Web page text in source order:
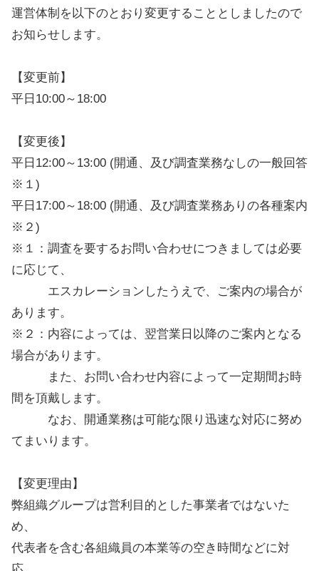
運営体制を以下のとおり変更することとしましたので
お知らせします。
【変更前】
平日10:00～18:00
【変更後】
平日12:00～13:00 (開通、及び調査業務なしの一般回答
※１)
平日17:00～18:00 (開通、及び調査業務ありの各種案内
※２)
※１：調査を要するお問い合わせにつきましては必要
に応じて、
エスカレーションしたうえで、ご案内の場合が
あります。
※２：内容によっては、翌営業日以降のご案内となる
場合があります。
また、お問い合わせ内容によって一定期間お時
間を頂戴します。
なお、開通業務は可能な限り迅速な対応に努め
てまいります。
【変更理由】
弊組織グループは営利目的とした事業者ではないた
め、
代表者を含む各組織員の本業等の空き時間などに対